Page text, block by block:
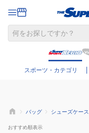
スポーツ・カテゴリ
バッグ シューズケース
おすすめ順表示